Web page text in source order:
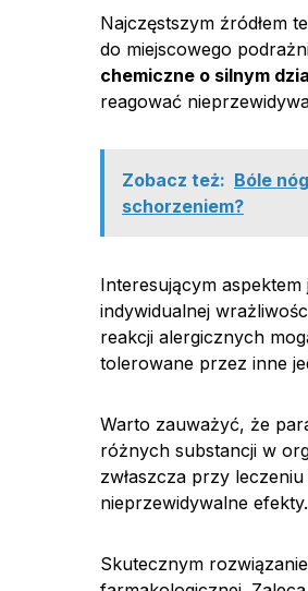
Najczęstszym źródłem
do miejscowego
chemiczne o silnym
reagować
Zobacz też: Bóle
schorzeniem?
Interesującym
indywidualnej
reakcji alergicznych
tolerowane przez inne
Warto zauważyć, że
różnych substancji w
zwłaszcza przy
nieprzewidywalne efekty.
Skutecznym